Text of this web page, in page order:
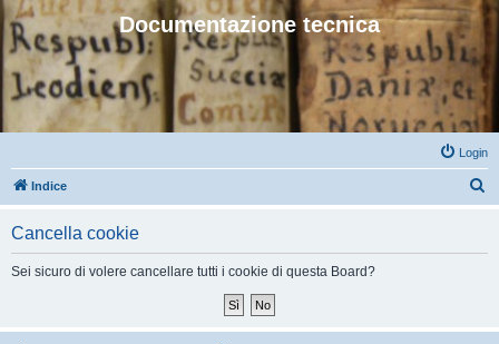
Documentazione tecnica
Login
Indice
Cancella cookie
Sei sicuro di volere cancellare tutti i cookie di questa Board?